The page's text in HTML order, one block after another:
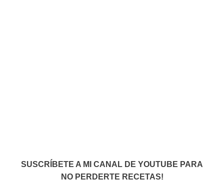
SUSCRÍBETE A MI CANAL DE YOUTUBE PARA
NO PERDERTE RECETAS!